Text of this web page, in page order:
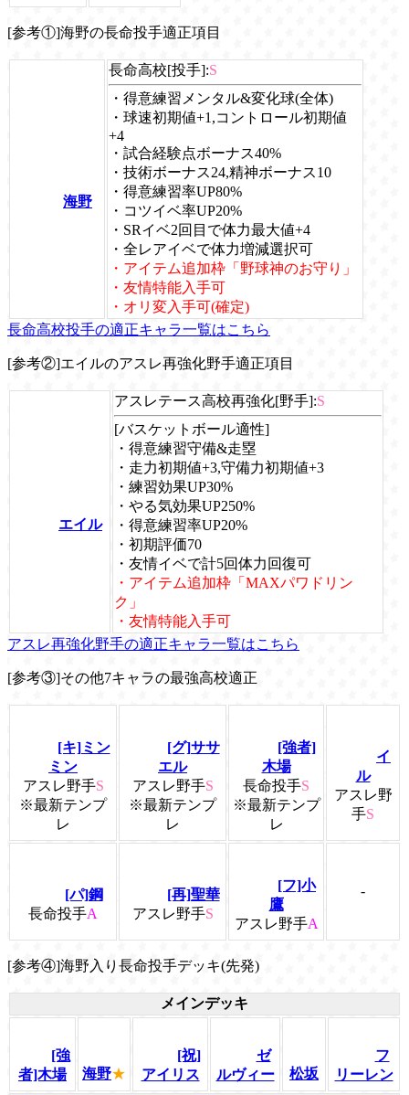
[参考①]海野の長命投手適正項目
海野
長命高校[投手]:S
・得意練習メンタル&変化球(全体)
・球速初期値+1,コントロール初期値
+4
・試合経験点ボーナス40%
・技術ボーナス24,精神ボーナス10
・得意練習率UP80%
・コツイベ率UP20%
・SRイベ2回目で体力最大値+4
・全レアイベで体力増減選択可
・アイテム追加枠「野球神のお守り」
・友情特能入手可
・オリ変入手可(確定)
長命高校投手の適正キャラ一覧はこちら
[参考②]エイルのアスレ再強化野手適正項目
エイル
アスレテース高校再強化[野手]:S
[バスケットボール適性]
・得意練習守備&走塁
・走力初期値+3,守備力初期値+3
・練習効果UP30%
・やる気効果UP250%
・得意練習率UP20%
・初期評価70
・友情イベで計5回体力回復可
・アイテム追加枠「MAXパワドリン
ク」
・友情特能入手可
アスレ再強化野手の適正キャラ一覧はこちら
[参考③]その他7キャラの最強高校適正
[キ]ミン
ミン
アスレ野手S
※最新テンプ
レ
[グ]ササ
エル
アスレ野手S
※最新テンプ
レ
[強者]
木場
長命投手S
※最新テンプ
レ
イ
ル
アスレ野
手S
[パ]鋼
長命投手A
[再]聖華
アスレ野手S
[フ]小
鷹
アスレ野手A
-
[参考④]海野入り長命投手デッキ(先発)
メインデッキ
[強
者]木場
海野★
[祝]
アイリス
ゼ
ルヴィー
松坂
フ
リーレン